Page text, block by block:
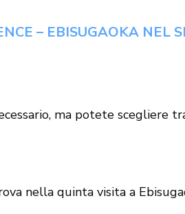
– EBISUGAOKA NEL
ma potete scegliere
nella quinta visita a